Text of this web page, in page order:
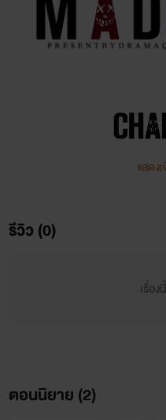
But I don't have to
แสดง
รีวิว (0)
เรื่อ
ตอนนิยาย (2)